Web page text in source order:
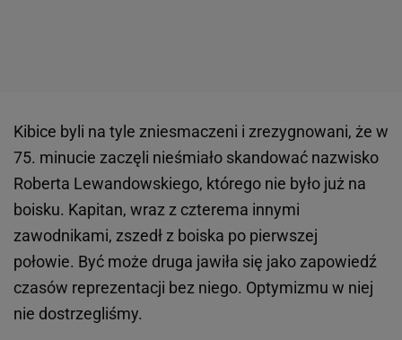
Kibice byli na tyle zniesmaczeni i zrezygnowani, że w
75. minucie zaczęli nieśmiało skandować nazwisko
Roberta Lewandowskiego, którego nie było już na
boisku. Kapitan, wraz z czterema innymi
zawodnikami, zszedł z boiska po pierwszej
połowie. Być może druga jawiła się jako zapowiedź
czasów reprezentacji bez niego. Optymizmu w niej
nie dostrzegliśmy.